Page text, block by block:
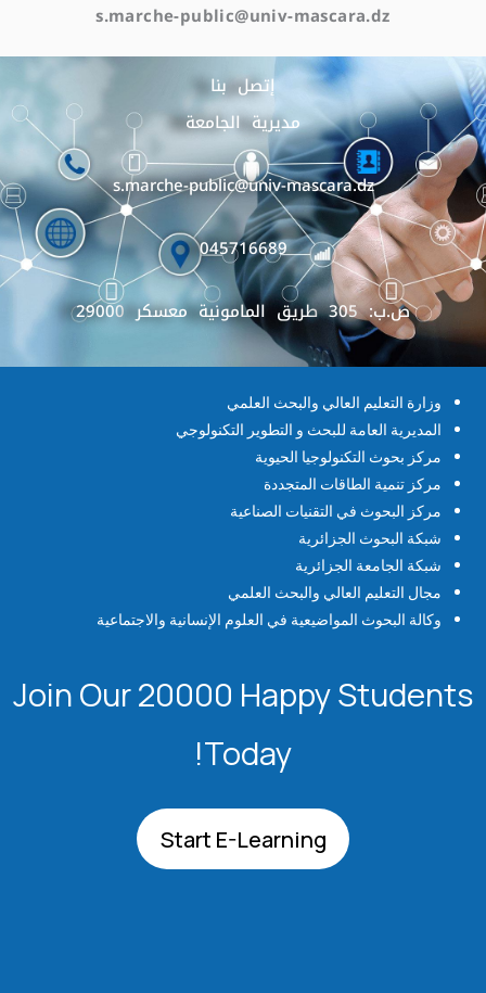
s.marche-public@univ-mascara.dz
إتصل بنا
مديرية الجامعة
s.marche-public@univ-mascara.dz
045716689
ص.ب: 305 طريق المامونية معسكر 29000
وزارة التعليم العالي والبحث العلمي
المديرية العامة للبحث و التطوير التكنولوجي
مركز بحوث التكنولوجيا الحيوية
مركز تنمية الطاقات المتجددة
مركز البحوث في التقنيات الصناعية
شبكة البحوث الجزائرية
شبكة الجامعة الجزائرية
مجال التعليم العالي والبحث العلمي
وكالة البحوث المواضيعية في العلوم الإنسانية والاجتماعية
Join Our 20000 Happy Students​
Today!
Start E-Learning